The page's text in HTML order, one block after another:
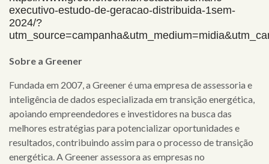
clientes
executivo-estudo-de-geracao-distribuida-1sem-
2024/?
Sobre a Greener
Fundada em 2007, a Greener é uma empresa de assessoria e
inteligência de dados especializada em transição energética,
apoiando empreendedores e investidores na busca das
melhores estratégias para potencializar oportunidades e
resultados, contribuindo assim para o processo de transição
energética. A Greener assessora as empresas no